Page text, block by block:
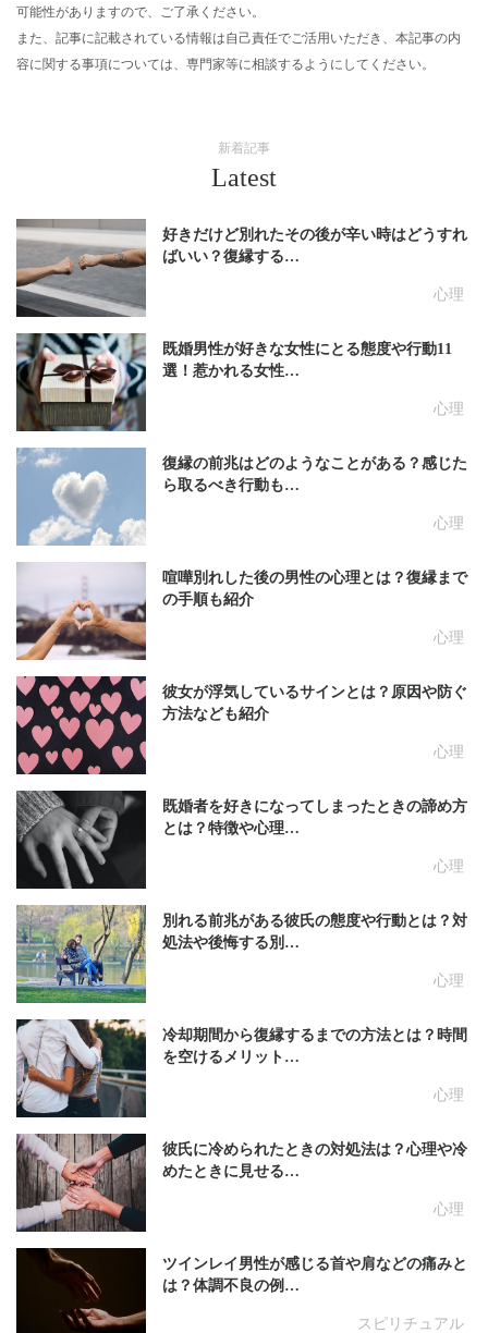
可能性がありますので、ご了承ください。
また、記事に記載されている情報は自己責任でご活用いただき、本記事の内
容に関する事項については、専門家等に相談するようにしてください。
新着記事
Latest
心理
好きだけど別れたその後が辛い時はどうすれ
ばいい？復縁する…
心理
既婚男性が好きな女性にとる態度や行動11
選！惹かれる女性…
心理
復縁の前兆はどのようなことがある？感じた
ら取るべき行動も…
心理
喧嘩別れした後の男性の心理とは？復縁まで
の手順も紹介
心理
彼女が浮気しているサインとは？原因や防ぐ
方法なども紹介
心理
既婚者を好きになってしまったときの諦め方
とは？特徴や心理…
心理
別れる前兆がある彼氏の態度や行動とは？対
処法や後悔する別…
心理
冷却期間から復縁するまでの方法とは？時間
を空けるメリット…
心理
彼氏に冷められたときの対処法は？心理や冷
めたときに見せる…
スピリチュアル
ツインレイ男性が感じる首や肩などの痛みと
は？体調不良の例…